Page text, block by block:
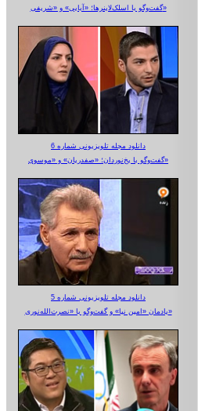
گفت‌وگو با اسلک‌لاینرها؛ «آبایی» و «شریفی»
دانلود مجله تلویزیونی شماره 6
گفت‌وگو با یخ‌نوردان؛ «صفدریان» و «موسوی»
دانلود مجله تلویزیونی شماره 5
یادمان «امین نیا» و گفت‌وگو با «نصرت‌الله‌نوری»